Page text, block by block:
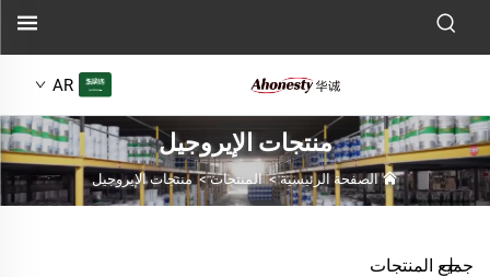
AR
منتجات الإيروجيل
الصفحة الرئيسية>المنتجات>منتجات الإيروجيل
جميع المنتجات